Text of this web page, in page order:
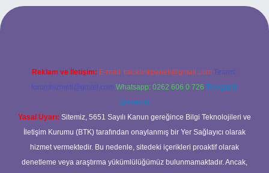
Reklam ve İletişim: E-mail: backlinkpaneli@gmail.com Teams:
forumhizmeti@gmail.com Whatsapp: 0262 606 0 726 Telegram:
@karabul
Yasal Uyarı: Sitemiz, 5651 Sayılı Kanun gereğince Bilgi Teknolojileri ve
İletişim Kurumu (BTK) tarafından onaylanmış bir Yer Sağlayıcı olarak
hizmet vermektedir. Bu nedenle, sitedeki içerikleri proaktif olarak
denetleme veya araştırma yükümlülüğümüz bulunmamaktadır. Ancak,